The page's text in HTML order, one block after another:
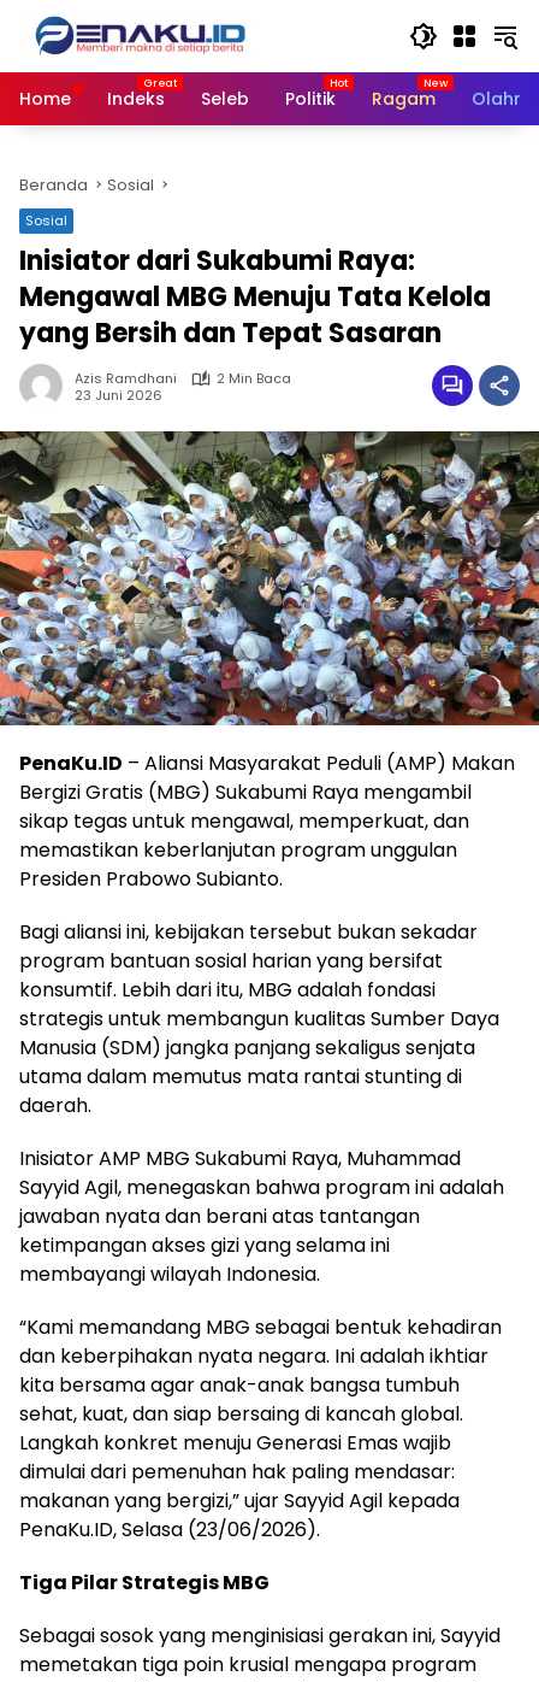
Langsung
konten
Home
Indeks Seleb Politik Ragam
Beranda Sosial
Sosial
Inisiator dari Sukabumi Raya:
Mengawal MBG Menuju Tata Kelola
yang Bersih dan Tepat Sasaran
Azis Ramdhani
2 Min Baca
23 Juni 2026
PenaKu.ID – Aliansi Masyarakat Peduli (AMP) Makan
Bergizi Gratis (MBG) Sukabumi Raya mengambil
sikap tegas untuk mengawal, memperkuat, dan
memastikan keberlanjutan program unggulan
Presiden Prabowo Subianto.
Bagi aliansi ini, kebijakan tersebut bukan sekadar
program bantuan sosial harian yang bersifat
konsumtif. Lebih dari itu, MBG adalah fondasi
strategis untuk membangun kualitas Sumber Daya
Manusia (SDM) jangka panjang sekaligus senjata
utama dalam memutus mata rantai stunting di
daerah.
Inisiator AMP MBG Sukabumi Raya, Muhammad
Sayyid Agil, menegaskan bahwa program ini adalah
jawaban nyata dan berani atas tantangan
ketimpangan akses gizi yang selama ini
membayangi wilayah Indonesia.
“Kami memandang MBG sebagai bentuk kehadiran
dan keberpihakan nyata negara. Ini adalah ikhtiar
kita bersama agar anak-anak bangsa tumbuh
sehat, kuat, dan siap bersaing di kancah global.
Langkah konkret menuju Generasi Emas wajib
dimulai dari pemenuhan hak paling mendasar:
makanan yang bergizi,” ujar Sayyid Agil kepada
PenaKu.ID, Selasa (23/06/2026).
Tiga Pilar Strategis MBG
Sebagai sosok yang menginisiasi gerakan ini, Sayyid
memetakan tiga poin krusial mengapa program